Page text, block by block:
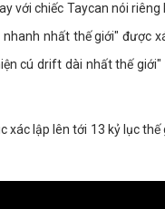
với chiếc Taycan nói riêng
nhất thế giới" được
cú drift dài nhất thế giới"
xác lập lên tới 13 kỷ lục thế